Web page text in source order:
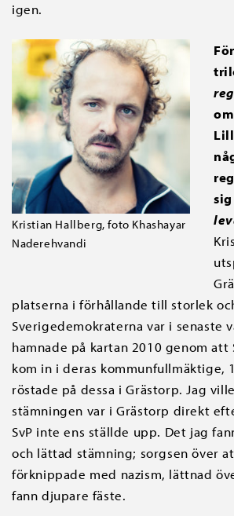
igen.
Kristian Hallberg, foto Khashayar
Naderehvandi
platserna i förhållande till storlek
Sverigedemokraterna var i senaste
hamnade på kartan 2010 genom att
kom in i deras kommunfullmäktige,
röstade på dessa i Grästorp. Jag
stämningen var i Grästorp direkt
SvP inte ens ställde upp. Det jag
och lättad stämning; sorgsen över
förknippade med nazism, lättnad
fann djupare fäste.